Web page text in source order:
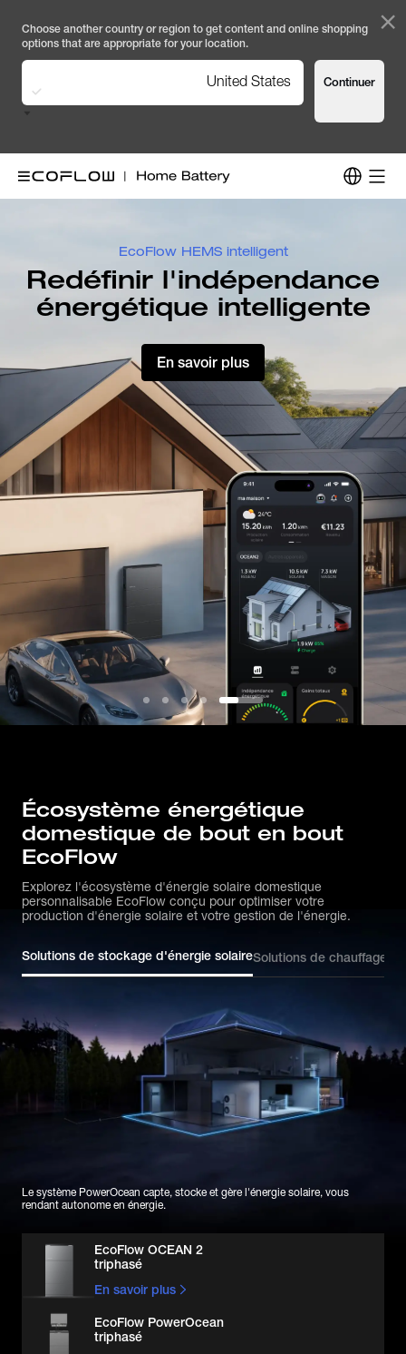
Choose another country or region to get content and online shopping
options that are appropriate for your location.
United States Continuer
×
EcoFlow HEMS intelligent
Redéfinir l'indépendance
énergétique intelligente
En savoir plus
Écosystème énergétique
domestique de bout en bout
EcoFlow
Explorez l'écosystème d'énergie solaire domestique
personnalisable EcoFlow conçu pour optimiser votre
production d'énergie solaire et votre gestion de l'énergie.
Solutions de stockage d'énergie solaireSolutions de chauffage
Le système PowerOcean capte, stocke et gère l'énergie solaire, vous
rendant autonome en énergie.
EcoFlow OCEAN 2
triphasé
En savoir plus
EcoFlow PowerOcean
triphasé